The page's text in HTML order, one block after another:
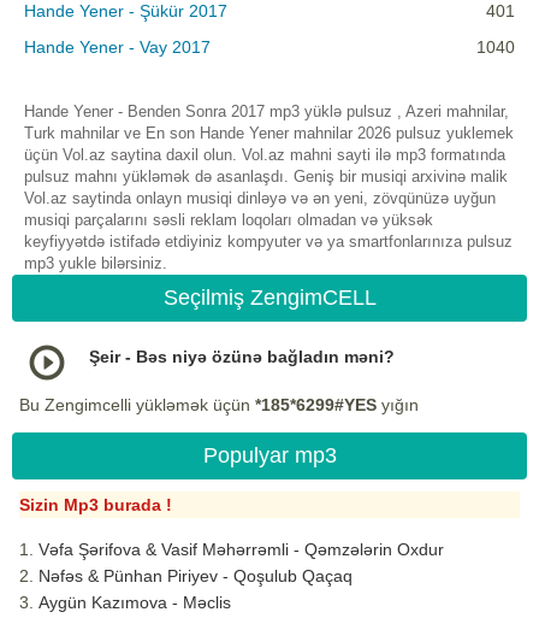
Hande Yener - Şükür 2017
401
Hande Yener - Vay 2017
1040
Hande Yener - Benden Sonra 2017 mp3 yüklə pulsuz , Azeri mahnilar,
Turk mahnilar ve En son Hande Yener mahnilar 2026 pulsuz yuklemek
üçün Vol.az saytina daxil olun. Vol.az mahni sayti ilə mp3 formatında
pulsuz mahnı yükləmək də asanlaşdı. Geniş bir musiqi arxivinə malik
Vol.az saytinda onlayn musiqi dinləyə və ən yeni, zövqünüzə uyğun
musiqi parçalarını səsli reklam loqoları olmadan və yüksək
keyfiyyətdə istifadə etdiyiniz kompyuter və ya smartfonlarınıza pulsuz
mp3 yukle bilərsiniz.
Seçilmiş ZengimCELL
Şeir - Bəs niyə özünə bağladın məni?
Bu Zengimcelli yükləmək üçün *185*6299#YES yığın
Populyar mp3
Sizin Mp3 burada !
Vəfa Şərifova & Vasif Məhərrəmli - Qəmzələrin Oxdur
Nəfəs & Pünhan Piriyev - Qoşulub Qaçaq
Aygün Kazımova - Məclis